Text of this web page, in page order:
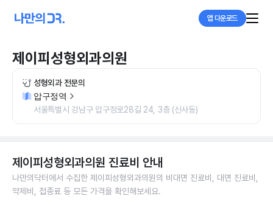
앱 다운로드
제이피성형외과의원
성형외과 전문의
압구정역
서울특별시 강남구 압구정로28길 24, 3층 (신사동)
제이피성형외과의원 진료비 안내
나만의닥터에서 수집한 제이피성형외과의원의 비대면 진료비, 대면 진료비,
약제비, 접종료 등 모든 가격을 확인해보세요.